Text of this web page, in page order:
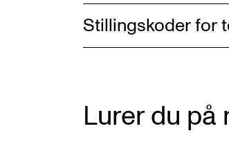
Stillingskoder for
Lurer du på